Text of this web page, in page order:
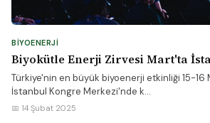
BIYOENERJI
Biyokütle Enerji Zirvesi Mart'ta
Türkiye'nin en büyük biyoenerji etkinliği 15-
İstanbul Kongre Merkezi'nde k...
📅 14 Şubat 2025